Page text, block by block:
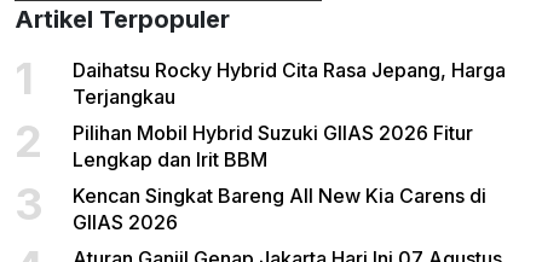
Artikel Terpopuler
1
Daihatsu Rocky Hybrid Cita Rasa Jepang, Harga
Terjangkau
2
Pilihan Mobil Hybrid Suzuki GIIAS 2026 Fitur
Lengkap dan Irit BBM
3
Kencan Singkat Bareng All New Kia Carens di
GIIAS 2026